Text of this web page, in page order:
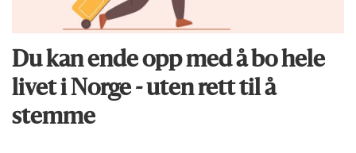
Du kan ende opp med å bo hele
livet i Norge - uten rett til å
stemme